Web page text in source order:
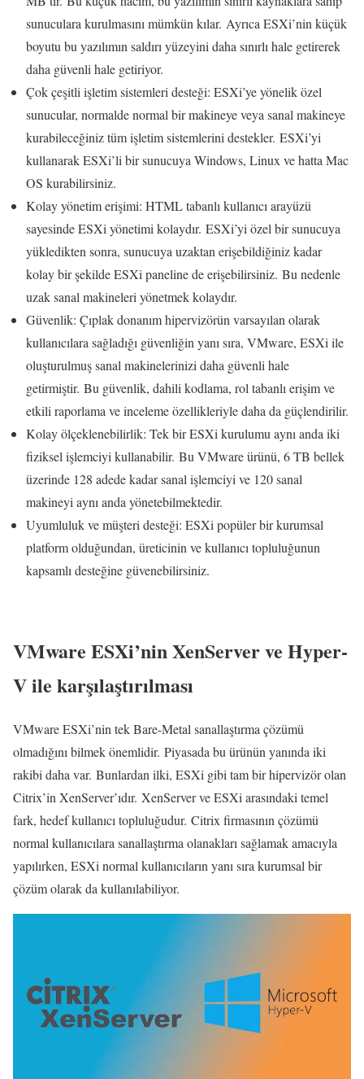
sunuculara kurulmasını mümkün kılar. Ayrıca ESXi’nin küçük
boyutu bu yazılımın saldırı yüzeyini daha sınırlı hale getirerek
daha güvenli hale getiriyor.
Çok çeşitli işletim sistemleri desteği: ESXi’ye yönelik özel
sunucular, normalde normal bir makineye veya sanal makineye
kurabileceğiniz tüm işletim sistemlerini destekler. ESXi’yi
kullanarak ESXi’li bir sunucuya Windows, Linux ve hatta Mac
OS kurabilirsiniz.
Kolay yönetim erişimi: HTML tabanlı kullanıcı arayüzü
sayesinde ESXi yönetimi kolaydır. ESXi’yi özel bir sunucuya
yükledikten sonra, sunucuya uzaktan erişebildiğiniz kadar
kolay bir şekilde ESXi paneline de erişebilirsiniz. Bu nedenle
uzak sanal makineleri yönetmek kolaydır.
Güvenlik: Çıplak donanım hipervizörün varsayılan olarak
kullanıcılara sağladığı güvenliğin yanı sıra, VMware, ESXi ile
oluşturulmuş sanal makinelerinizi daha güvenli hale
getirmiştir. Bu güvenlik, dahili kodlama, rol tabanlı erişim ve
etkili raporlama ve inceleme özellikleriyle daha da güçlendirilir.
Kolay ölçeklenebilirlik: Tek bir ESXi kurulumu aynı anda iki
fiziksel işlemciyi kullanabilir. Bu VMware ürünü, 6 TB bellek
üzerinde 128 adede kadar sanal işlemciyi ve 120 sanal
makineyi aynı anda yönetebilmektedir.
Uyumluluk ve müşteri desteği: ESXi popüler bir kurumsal
platform olduğundan, üreticinin ve kullanıcı topluluğunun
kapsamlı desteğine güvenebilirsiniz.
VMware ESXi’nin XenServer ve Hyper-
V ile karşılaştırılması
VMware ESXi’nin tek Bare-Metal sanallaştırma çözümü
olmadığını bilmek önemlidir. Piyasada bu ürünün yanında iki
rakibi daha var. Bunlardan ilki, ESXi gibi tam bir hipervizör olan
Citrix’in XenServer’ıdır. XenServer ve ESXi arasındaki temel
fark, hedef kullanıcı topluluğudur. Citrix firmasının çözümü
normal kullanıcılara sanallaştırma olanakları sağlamak amacıyla
yapılırken, ESXi normal kullanıcıların yanı sıra kurumsal bir
çözüm olarak da kullanılabiliyor.